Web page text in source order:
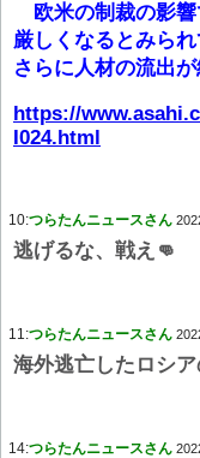
欧米の制裁の影響
厳しくなるとみら
さらに人材の流出が
https://
I024.html
10:つらたんニュースさん
逃げるな、戦え👊
11:つらたんニュースさん
海外逃亡したロシ
14:つらたんニュースさん